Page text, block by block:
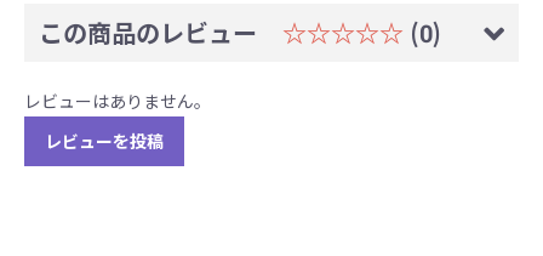
この商品のレビュー ☆☆☆☆☆ (0)
レビューはありません。
レビューを投稿